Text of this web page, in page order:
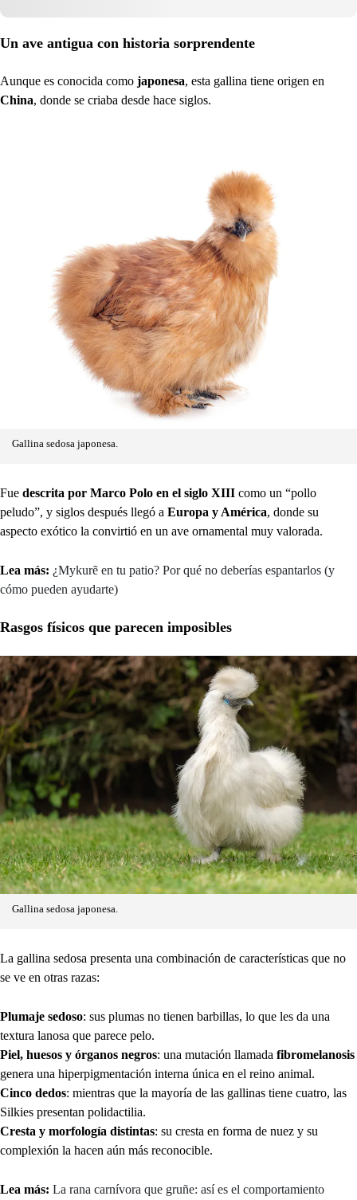
Un ave antigua con historia sorprendente
Aunque es conocida como japonesa, esta gallina tiene origen en
China, donde se criaba desde hace siglos.
Gallina sedosa japonesa.
Fue descrita por Marco Polo en el siglo XIII como un “pollo
peludo”, y siglos después llegó a Europa y América, donde su
aspecto exótico la convirtió en un ave ornamental muy valorada.
Lea más: ¿Mykurẽ en tu patio? Por qué no deberías espantarlos (y
cómo pueden ayudarte)
Rasgos físicos que parecen imposibles
Gallina sedosa japonesa.
La gallina sedosa presenta una combinación de características que no
se ve en otras razas:
Plumaje sedoso: sus plumas no tienen barbillas, lo que les da una
textura lanosa que parece pelo.
Piel, huesos y órganos negros: una mutación llamada fibromelanosis
genera una hiperpigmentación interna única en el reino animal.
Cinco dedos: mientras que la mayoría de las gallinas tiene cuatro, las
Silkies presentan polidactilia.
Cresta y morfología distintas: su cresta en forma de nuez y su
complexión la hacen aún más reconocible.
Lea más: La rana carnívora que gruñe: así es el comportamiento